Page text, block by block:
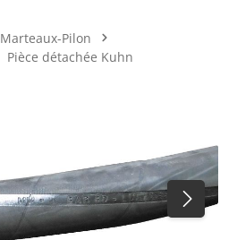
Marteaux-Pilon
Pièce détachée Kuhn